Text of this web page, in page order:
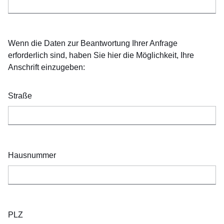
Wenn die Daten zur Beantwortung Ihrer Anfrage
erforderlich sind, haben Sie hier die Möglichkeit, Ihre
Anschrift einzugeben:
Straße
Hausnummer
PLZ